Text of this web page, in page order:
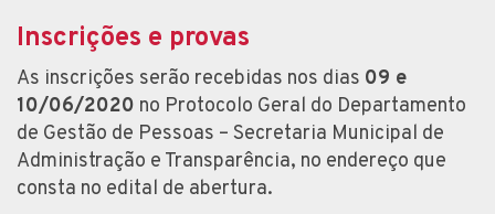
Inscrições e provas
As inscrições serão recebidas nos dias 09 e
10/06/2020 no Protocolo Geral do Departamento
de Gestão de Pessoas – Secretaria Municipal de
Administração e Transparência, no endereço que
consta no edital de abertura.